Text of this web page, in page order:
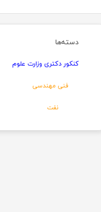
دسته‌ها
کنکور دکتری وزارت علوم
فنی مهندسی
نفت